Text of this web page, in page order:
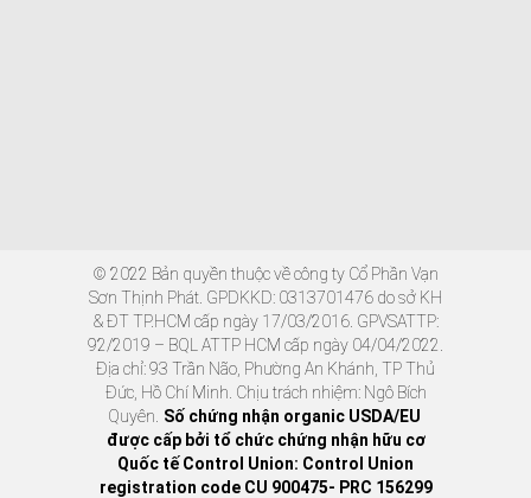
© 2022 Bản quyền thuộc về công ty Cổ Phần Vạn
Sơn Thịnh Phát. GPDKKD: 0313701476 do sở KH
& ĐT TP.HCM cấp ngày 17/03/2016. GPVSATTP:
92/2019 – BQL ATTP HCM cấp ngày 04/04/2022.
Địa chỉ: 93 Trần Não, Phường An Khánh, TP Thủ
Đức, Hồ Chí Minh. Chịu trách nhiệm: Ngô Bích
Quyên. Số chứng nhận organic USDA/EU
được cấp bởi tổ chức chứng nhận hữu cơ
Quốc tế Control Union: Control Union
registration code CU 900475- PRC 156299